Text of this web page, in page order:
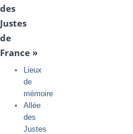
des
Justes
de
France »
Lieux
de
mémoire
Allée
des
Justes